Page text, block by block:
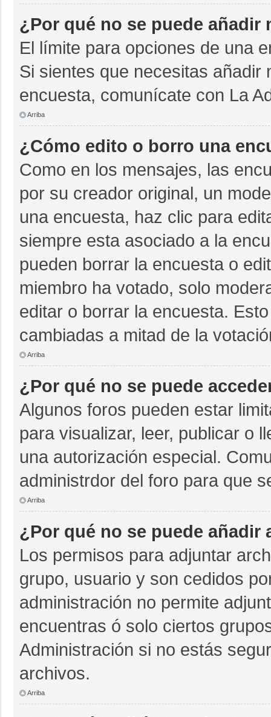
¿Por qué no se puede añadir
El límite para opciones de una
Si sientes que necesitas añadir
encuesta, comunícate con La
Arriba
¿Cómo edito o borro una
Como en los mensajes, las
por su creador original, un
una encuesta, haz clic para
siempre esta asociado a la
pueden borrar la encuesta o
miembro ha votado, solo
editar o borrar la encuesta.
cambiadas a mitad de la
Arriba
¿Por qué no se puede
Algunos foros pueden estar
para visualizar, leer, publicar o
una autorización especial.
administrdor del foro para que
Arriba
¿Por qué no se puede
Los permisos para adjuntar
grupo, usuario y son cedidos
administración no permite
encuentras ó solo ciertos
Administración si no estás
archivos.
Arriba